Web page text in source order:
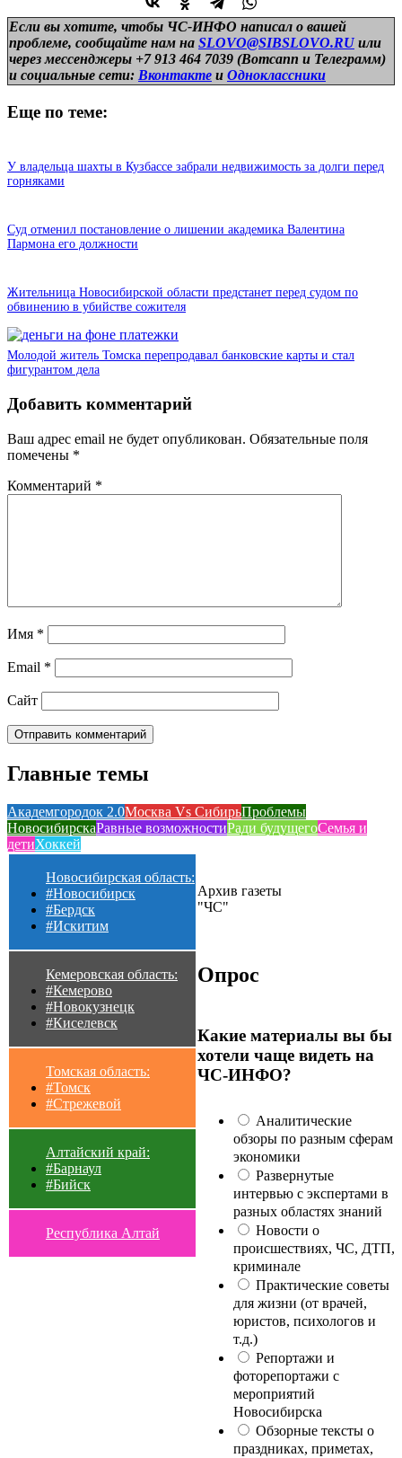
Если вы хотите, чтобы ЧС-ИНФО написал о вашей
проблеме, сообщайте нам на SLOVO@SIBSLOVO.RU или
через мессенджеры +7 913 464 7039 (Вотсапп и Телеграмм)
и социальные сети: Вконтакте и Одноклассники
Еще по теме:
У владельца шахты в Кузбассе забрали недвижимость за долги перед
горняками
Суд отменил постановление о лишении академика Валентина
Пармона его должности
Жительница Новосибирской области предстанет перед судом по
обвинению в убийстве сожителя
Молодой житель Томска перепродавал банковские карты и стал
фигурантом дела
Добавить комментарий
Ваш адрес email не будет опубликован. Обязательные поля
помечены *
Комментарий *
Имя *
Email *
Сайт
Главные темы
Академгородок 2.0Москва Vs СибирьПроблемы
НовосибирскаРавные возможностиРади будущегоСемья и
детиХоккей
Новосибирская область:
#Новосибирск
#Бердск
#Искитим
Кемеровская область:
#Кемерово
#Новокузнецк
#Киселевск
Томская область:
#Томск
#Стрежевой
Алтайский край:
#Барнаул
#Бийск
Республика Алтай
Архив газеты
"ЧС"
Опрос
Какие материалы вы бы
хотели чаще видеть на
ЧС-ИНФО?
Аналитические
обзоры по разным сферам
экономики
Развернутые
интервью с экспертами в
разных областях знаний
Новости о
происшествиях, ЧС, ДТП,
криминале
Практические советы
для жизни (от врачей,
юристов, психологов и
т.д.)
Репортажи и
фоторепортажи с
мероприятий
Новосибирска
Обзорные тексты о
праздниках, приметах,